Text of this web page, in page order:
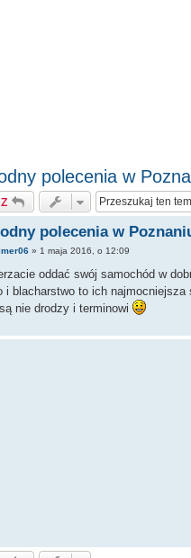
polecenia w
polecenia w
» 1 maja 2016, o 12:09
oddać swój samochód w
i blacharstwo to ich
nie drodzy i terminowi